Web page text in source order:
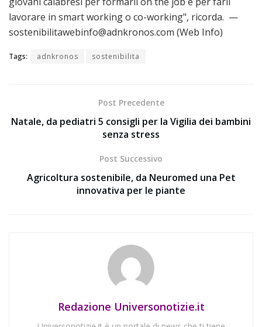
lavorare in smart working o co-working", ricorda. —
sostenibilitawebinfo@adnkronos.com (Web Info)
Tags: adnkronos sostenibilita
Post Precedente
Natale, da pediatri 5 consigli per la Vigilia dei bambini
senza stress
Post Successivo
Agricoltura sostenibile, da Neuromed una Pet
innovativa per le piante
Redazione Universonotizie.it